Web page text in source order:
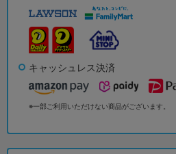
キャッシュレス決済
※一部ご利用いただけない商品がございます。